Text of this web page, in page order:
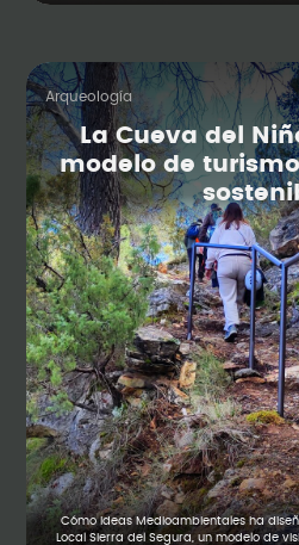
Arqueología
La Cueva del
modelo de
Cómo Ideas Medioambientales ha
Local Sierra del Segura, un modelo de